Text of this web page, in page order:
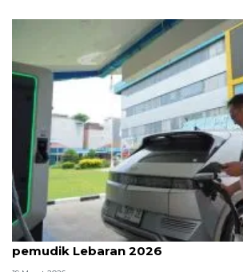
PLN Sumut siapkan 113 SPKLU
pemudik Lebaran 2026